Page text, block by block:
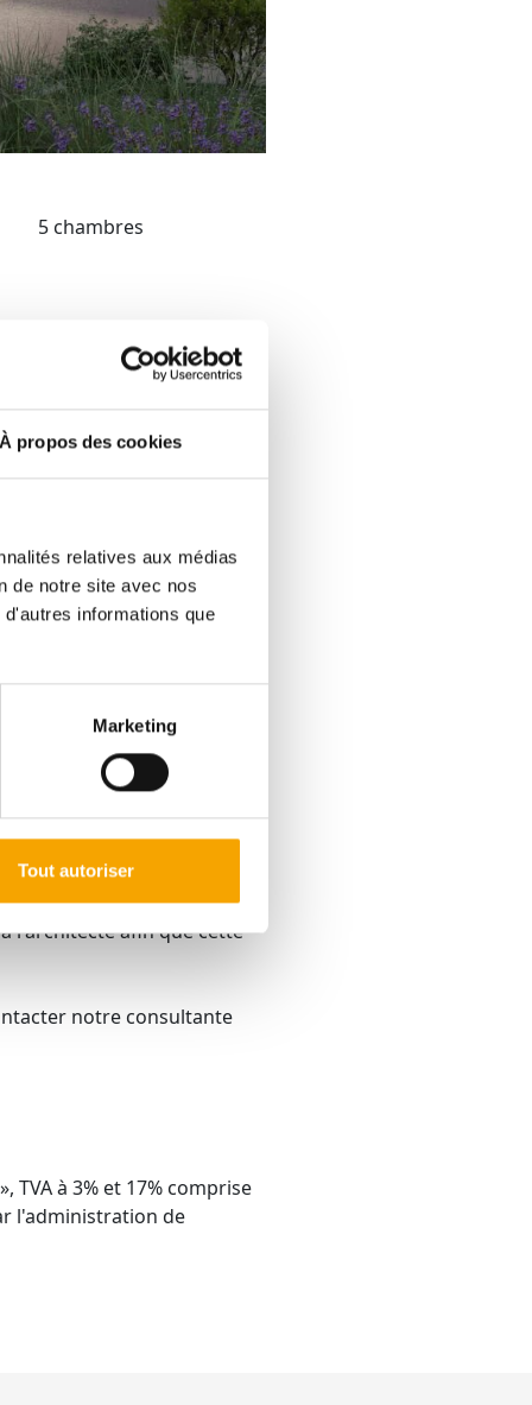
À propos des cookies
relatives aux médias
de notre site avec nos
informations que
Marketing
Tout autoriser
5 chambres
construction neuve située
minutes de la ville de
énergie couplée à des
l'architecte afin que cette
notre consultante
TVA à 3% et 17% comprise
l'administration de